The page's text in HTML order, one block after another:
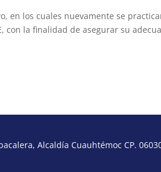
en los cuales nuevamente se
con la finalidad de asegurar su
Alcaldía Cuauhtémoc CP.